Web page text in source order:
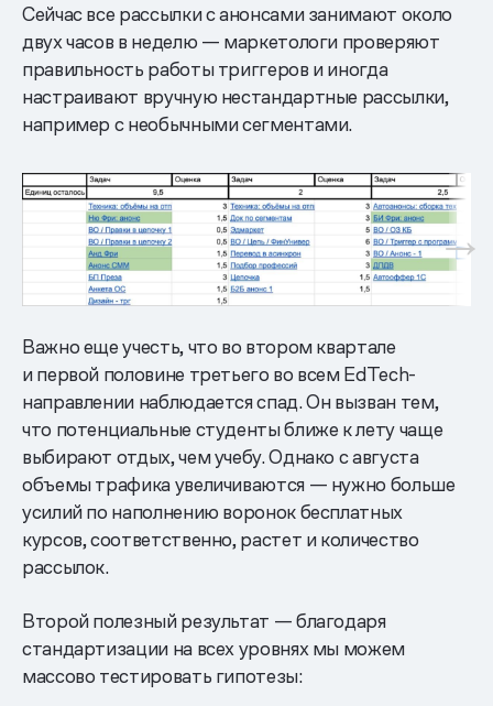
Сейчас все рассылки с анонсами занимают около
двух часов в неделю — маркетологи проверяют
правильность работы триггеров и иногда
настраивают вручную нестандартные рассылки,
например с необычными сегментами.
Важно еще учесть, что во втором квартале
и первой половине третьего во всем EdTech-
направлении наблюдается спад. Он вызван тем,
что потенциальные студенты ближе к лету чаще
выбирают отдых, чем учебу. Однако с августа
объемы трафика увеличиваются — нужно больше
усилий по наполнению воронок бесплатных
курсов, соответственно, растет и количество
рассылок.
Второй полезный результат — благодаря
стандартизации на всех уровнях мы можем
массово тестировать гипотезы: